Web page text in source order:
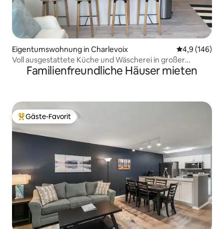
Eigentumswohnung in Charlevoix
4,9 (146)
Voll ausgestattete Küche und Wäscherei in großer
Wohnung – sehr sauber!
Familienfreundliche Häuser mieten
Beliebter Gäste-Favorit.
Gäste-Favorit